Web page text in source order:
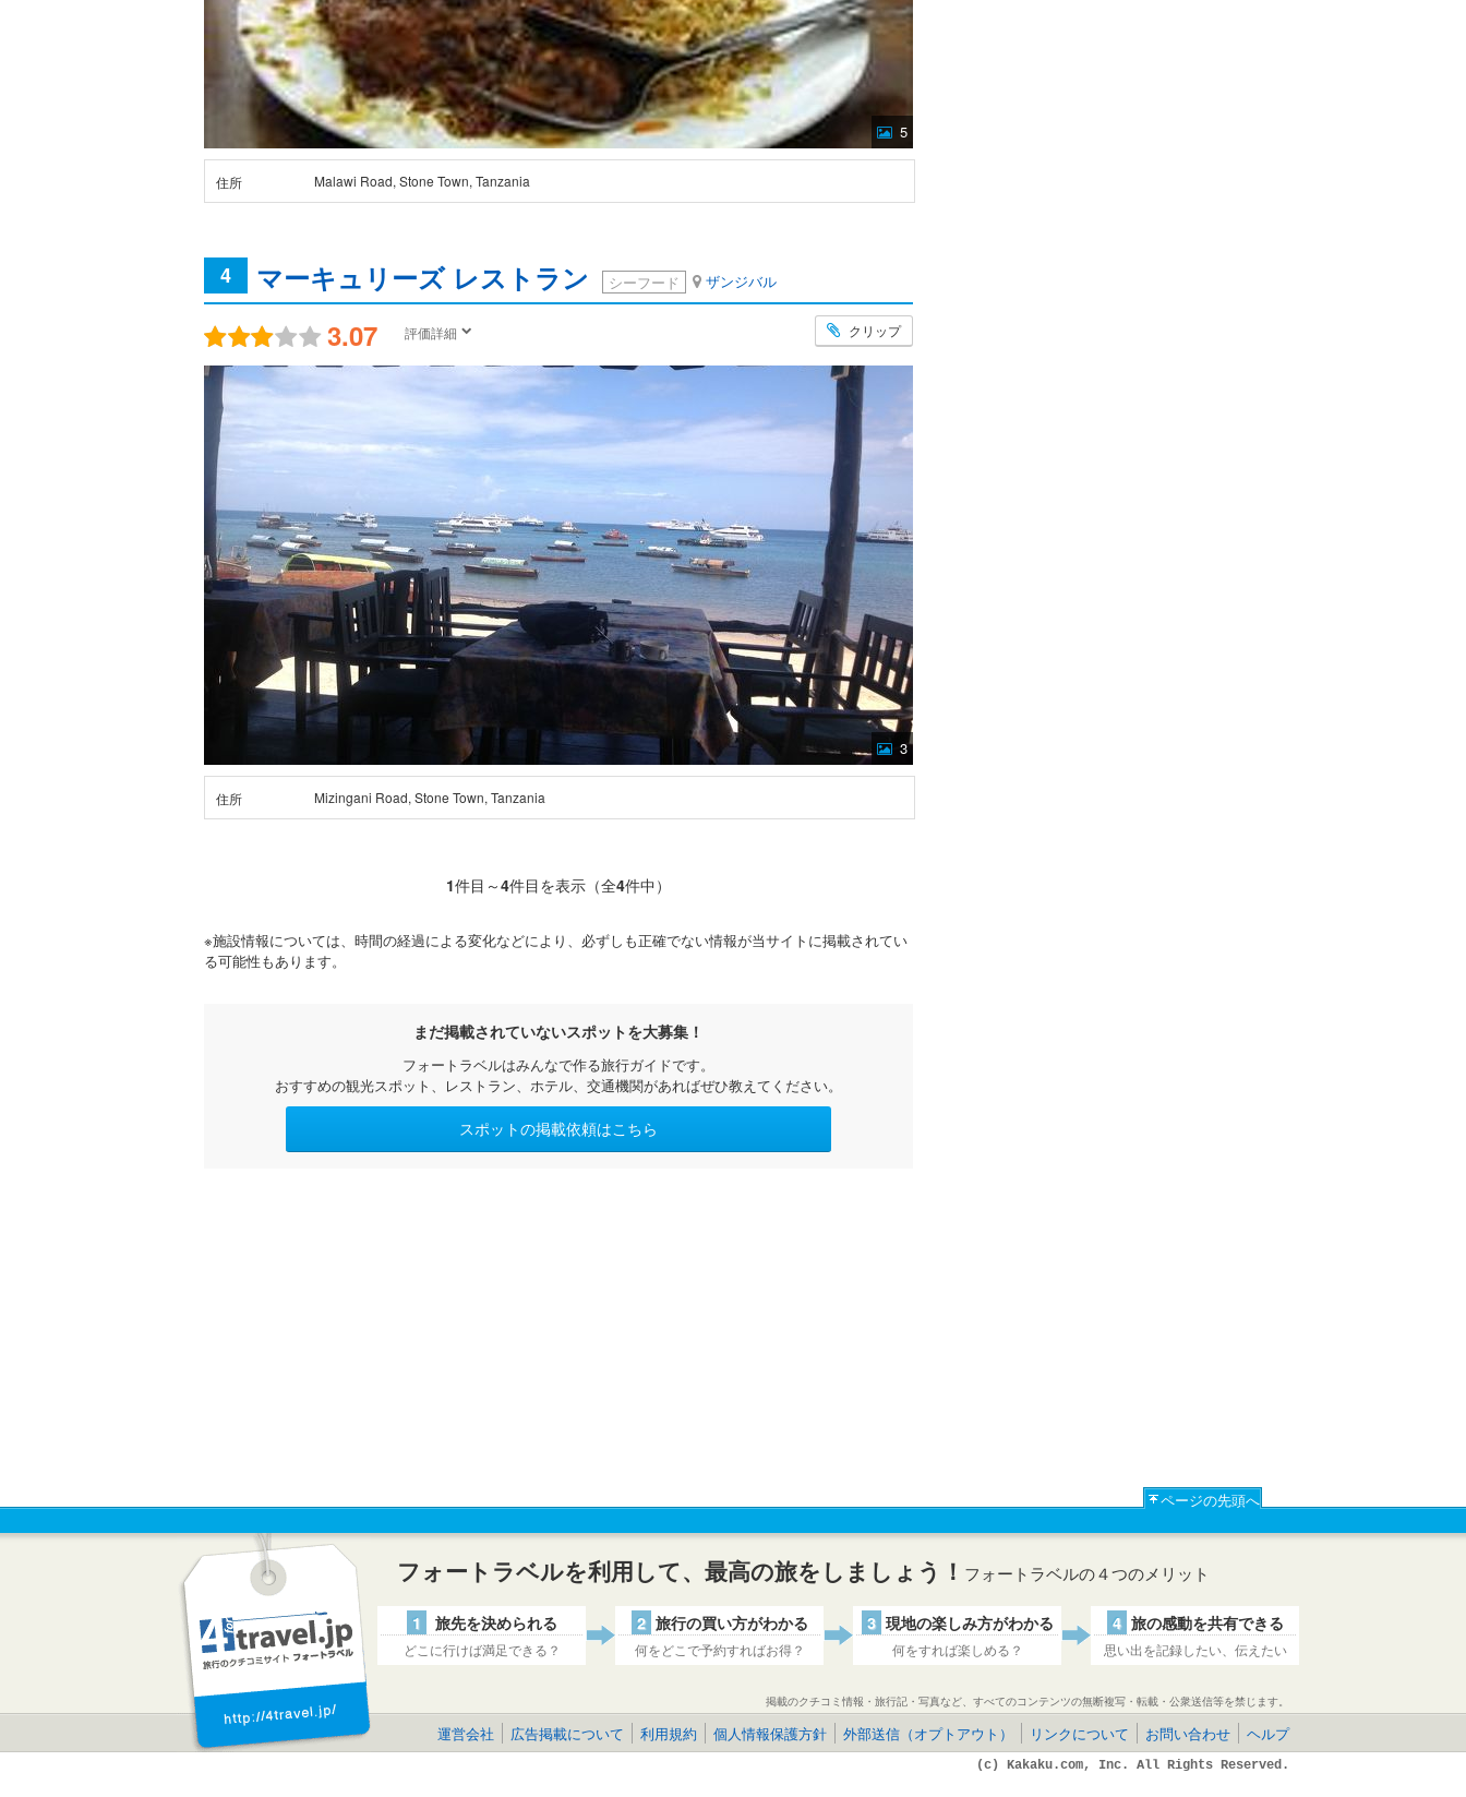
5
住所 Malawi Road, Stone Town, Tanzania
4 マーキュリーズ レストラン シーフード ザンジバル
3.07 評価詳細 クリップ
3
住所 Mizingani Road, Stone Town, Tanzania
1件目～4件目を表示（全4件中）
※施設情報については、時間の経過による変化などにより、必ずしも正確でない情報が当サイトに掲載されてい
る可能性もあります。
まだ掲載されていないスポットを大募集！
フォートラベルはみんなで作る旅行ガイドです。
おすすめの観光スポット、レストラン、ホテル、交通機関があればぜひ教えてください。
スポットの掲載依頼はこちら
ページの先頭へ
フォートラベルを利用して、最高の旅をしましょう！ フォートラベルの４つのメリット
1 旅先を決められる
どこに行けば満足できる？
2 旅行の買い方がわかる
何をどこで予約すればお得？
3 現地の楽しみ方がわかる
何をすれば楽しめる？
4 旅の感動を共有できる
思い出を記録したい、伝えたい
掲載のクチコミ情報・旅行記・写真など、すべてのコンテンツの無断複写・転載・公衆送信等を禁じます。
運営会社 広告掲載について 利用規約 個人情報保護方針 外部送信（オプトアウト） リンクについて お問い合わせ ヘルプ
(c) Kakaku.com, Inc. All Rights Reserved.